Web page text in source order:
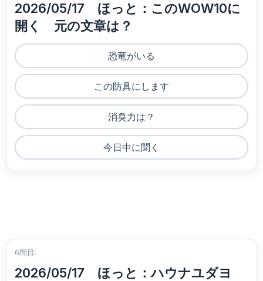
2026/05/17 ほっと：このWOW10に
開く 元の文章は？
恐竜がいる
この防具にします
消臭力は？
今日中に聞く
6問目:
2026/05/17 ほっと：ハウナユダヨ